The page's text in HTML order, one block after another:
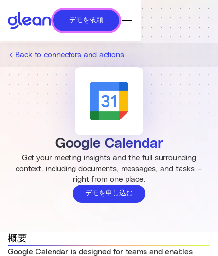
デモを依頼
Back to connectors and actions
Google Calendar
Get your meeting insights and the full surrounding
context, including documents, messages, and tasks —
right from one place.
デモを申し込む
概要
Google Calendar is designed for teams and enables